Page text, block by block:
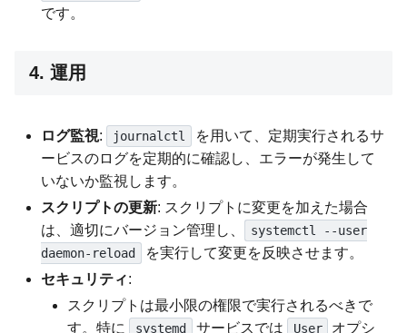
です。
4. 運用
ログ監視: journalctl
を用いて、定期実行されるサ
ービスのログを定期的に確認し、エラーが発生して
いないか監視します。
スクリプトの更新: スクリプトに変更を加えた場合
は、適切にバージョン管理し、
systemctl --user
daemon-reload
を実行して変更を反映させます。
セキュリティ:
スクリプトは最小限の権限で実行されるべきで
す。特に
systemd サービスでは User
オプシ